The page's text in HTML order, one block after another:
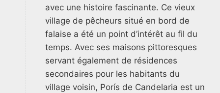
avec une histoire fascinante. Ce vieux
village de pêcheurs situé en bord de
falaise a été un point d’intérêt au fil du
temps. Avec ses maisons pittoresques
servant également de résidences
secondaires pour les habitants du
village voisin, Porís de Candelaria est un